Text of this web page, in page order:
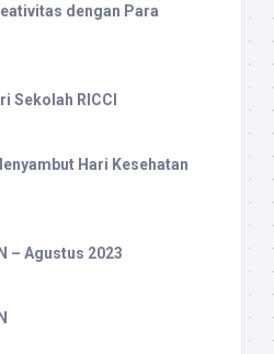
dengan Para
Sekolah RICCI
Hari Kesehatan
– Agustus 2023